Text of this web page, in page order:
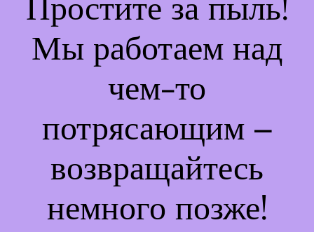
Мы работаем над
чем-то
потрясающим –
возвращайтесь
немного позже!